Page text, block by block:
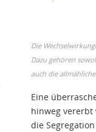
Die
Dazu gehören
auch die
Eine
hinweg
die